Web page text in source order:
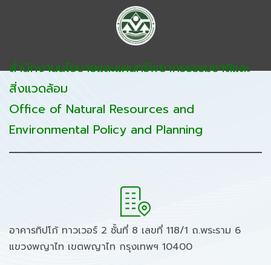
สำนักงานนโยบายและแผนทรัพยากรธรรมชาติและ
สิ่งแวดล้อม
Office of Natural Resources and
Environmental Policy and Planning
อาคารทิปโก้ ทาวเวอร์ 2 ชั้นที่ 8 เลขที่ 118/1 ถ.พระราม 6
แขวงพญาไท เขตพญาไท กรุงเทพฯ 10400